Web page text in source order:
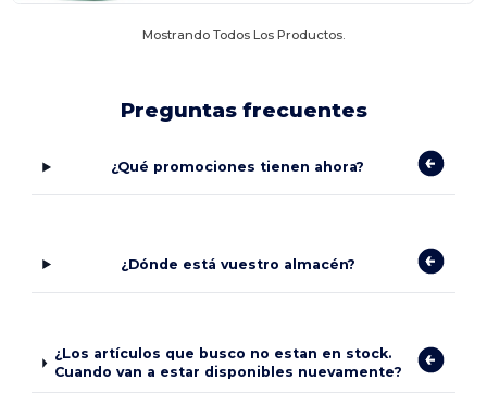
Mostrando Todos Los Productos.
Preguntas frecuentes
¿Qué promociones tienen ahora?
¿Dónde está vuestro almacén?
¿Los artículos que busco no estan en stock.
Cuando van a estar disponibles nuevamente?